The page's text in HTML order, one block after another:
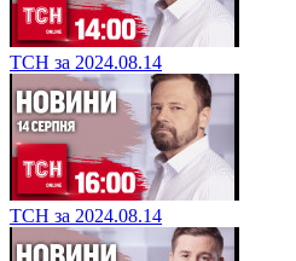
ТСН за 2024.08.14
ТСН за 2024.08.14